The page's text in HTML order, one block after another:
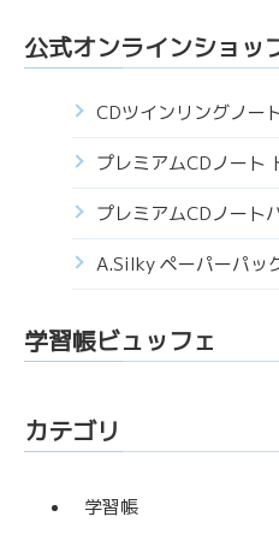
公式オンラインショッ
CDツインリングノー
プレミアムCDノート
プレミアムCDノート
A.Silky ペーパーパッ
学習帳ビュッフェ
カテゴリ
学習帳